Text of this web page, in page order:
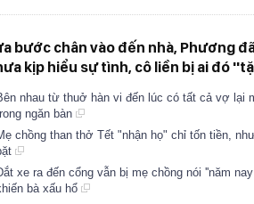
bước chân vào đến nhà, Phương
kịp hiểu sự tình, cô liền bị ai đó
nhau từ thuở hàn vi đến lúc có tất cả vợ lại
ngăn bàn
chồng than thở Tết "nhận họ" chỉ tốn tiền,
xe ra đến cổng vẫn bị mẹ chồng nói ''năm
bà xấu hổ